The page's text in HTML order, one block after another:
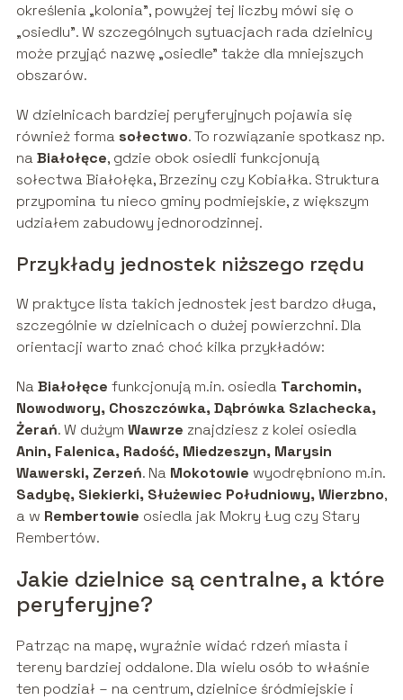
określenia „kolonia”, powyżej tej liczby mówi się o
„osiedlu”. W szczególnych sytuacjach rada dzielnicy
może przyjąć nazwę „osiedle” także dla mniejszych
obszarów.
W dzielnicach bardziej peryferyjnych pojawia się
również forma sołectwo. To rozwiązanie spotkasz np.
naBiałołęce, gdzie obok osiedli funkcjonują
sołectwa Białołęka, Brzeziny czy Kobiałka. Struktura
przypomina tu nieco gminy podmiejskie, z większym
udziałem zabudowy jednorodzinnej.
Przykłady jednostek niższego rzędu
W praktyce lista takich jednostek jest bardzo długa,
szczególnie w dzielnicach o dużej powierzchni. Dla
orientacji warto znać choć kilka przykładów:
NaBiałołęce funkcjonują m.in. osiedla Tarchomin,
Nowodwory, Choszczówka, Dąbrówka Szlachecka,
Żerań. W dużym Wawrze znajdziesz z kolei osiedla
Anin, Falenica, Radość, Miedzeszyn, Marysin
Wawerski, Zerzeń. Na Mokotowie wyodrębniono m.in.
Sadybę, Siekierki, Służewiec Południowy, Wierzbno,
a w Rembertowie osiedla jak Mokry Ług czy Stary
Rembertów.
Jakie dzielnice są centralne, a które
peryferyjne?
Patrząc na mapę, wyraźnie widać rdzeń miasta i
tereny bardziej oddalone. Dla wielu osób to właśnie
ten podział – na centrum, dzielnice śródmiejskie i